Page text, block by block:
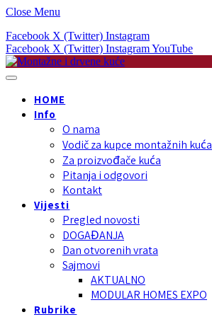
Close Menu
Facebook X (Twitter) Instagram
Facebook X (Twitter) InstagramYouTube
HOME
Info
O nama
Vodič za kupce montažnih kuća
Za proizvođače kuća
Pitanja i odgovori
Kontakt
Vijesti
Pregled novosti
DOGAĐANJA
Dan otvorenih vrata
Sajmovi
AKTUALNO
MODULAR HOMES EXPO
Rubrike